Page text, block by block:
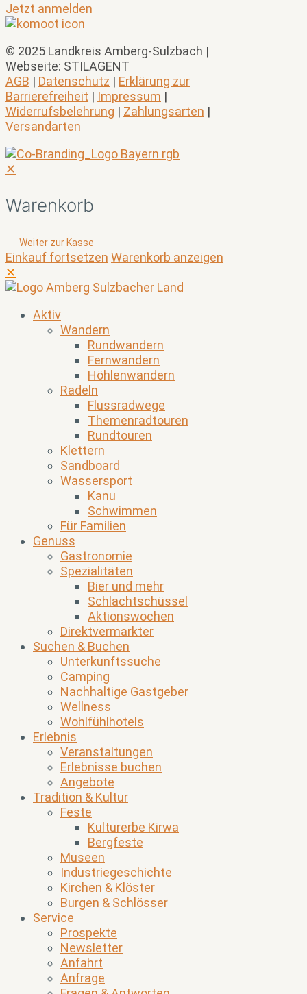
Jetzt anmelden
© 2025 Landkreis Amberg-Sulzbach |
Webseite: STILAGENT
AGB | Datenschutz | Erklärung zur
Barrierefreiheit | Impressum |
Widerrufsbelehrung | Zahlungsarten |
Versandarten
✕
Warenkorb
Weiter zur Kasse
Einkauf fortsetzen Warenkorb anzeigen
✕
Aktiv
Wandern
Rundwandern
Fernwandern
Höhlenwandern
Radeln
Flussradwege
Themenradtouren
Rundtouren
Klettern
Sandboard
Wassersport
Kanu
Schwimmen
Für Familien
Genuss
Gastronomie
Spezialitäten
Bier und mehr
Schlachtschüssel
Aktionswochen
Direktvermarkter
Suchen & Buchen
Unterkunftssuche
Camping
Nachhaltige Gastgeber
Wellness
Wohlfühlhotels
Erlebnis
Veranstaltungen
Erlebnisse buchen
Angebote
Tradition & Kultur
Feste
Kulturerbe Kirwa
Bergfeste
Museen
Industriegeschichte
Kirchen & Klöster
Burgen & Schlösser
Service
Prospekte
Newsletter
Anfahrt
Anfrage